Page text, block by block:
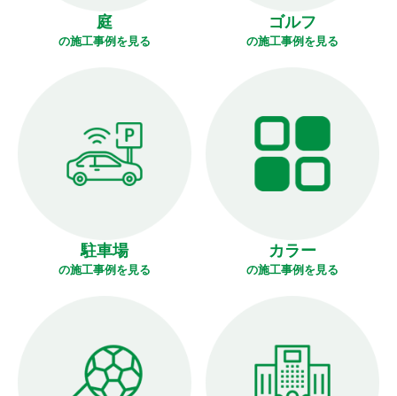
庭
の施工事例を見る
ゴルフ
の施工事例を見る
駐車場
の施工事例を見る
カラー
の施工事例を見る